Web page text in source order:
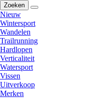
Zoeken
Nieuw
Wintersport
Wandelen
Trailrunning
Hardlopen
Verticaliteit
Watersport
Vissen
Uitverkoop
Merken